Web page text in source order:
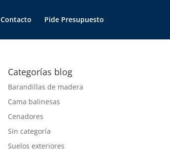
Contacto Pide Presupuesto
Categorías blog
Barandillas de madera
Cama balinesas
Cenadores
Sin categoría
Suelos exteriores